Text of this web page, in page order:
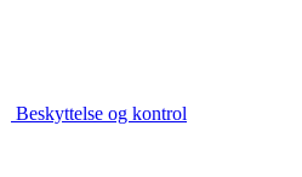
Beskyttelse og kontrol